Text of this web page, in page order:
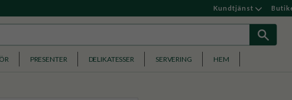
Kundtjänst
PRESENTER DELIKATESSER SERVERING HEM